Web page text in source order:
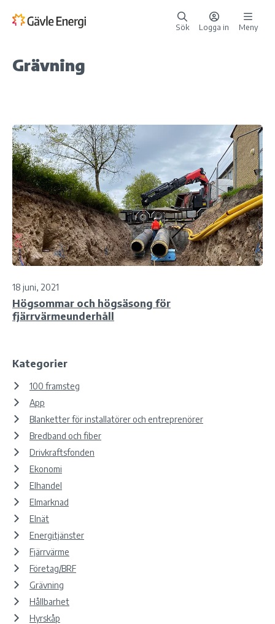
Sök Logga in Meny
Grävning
18 juni, 2021
Högsommar och högsäsong för
fjärrvärmeunderhåll
Kategorier
100 framsteg
App
Blanketter för installatörer och entreprenörer
Bredband och fiber
Drivkraftsfonden
Ekonomi
Elhandel
Elmarknad
Elnät
Energitjänster
Fjärrvärme
Företag/BRF
Grävning
Hållbarhet
Hyrskåp